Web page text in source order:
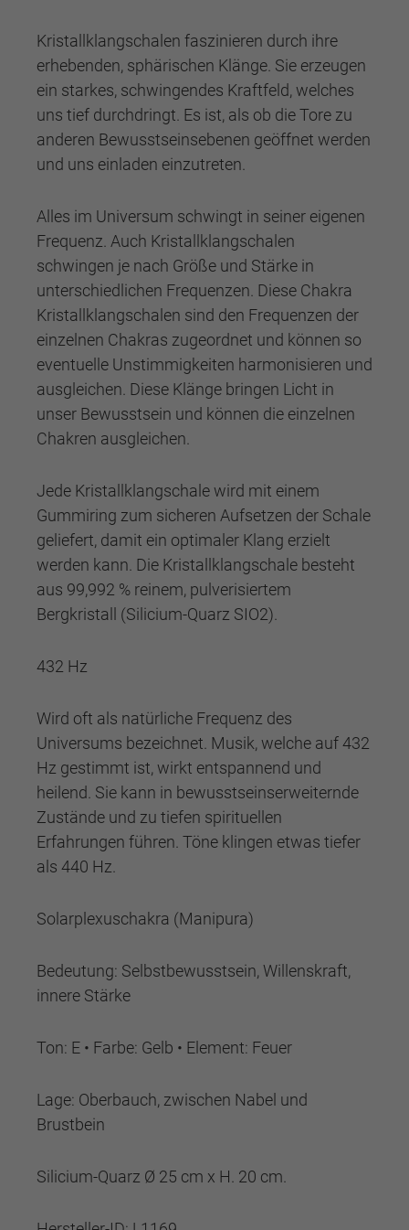
Kristallklangschalen faszinieren durch ihre
erhebenden, sphärischen Klänge. Sie erzeugen
ein starkes, schwingendes Kraftfeld, welches
uns tief durchdringt. Es ist, als ob die Tore zu
anderen Bewusstseinsebenen geöffnet werden
und uns einladen einzutreten.
Alles im Universum schwingt in seiner eigenen
Frequenz. Auch Kristallklangschalen
schwingen je nach Größe und Stärke in
unterschiedlichen Frequenzen. Diese Chakra
Kristallklangschalen sind den Frequenzen der
einzelnen Chakras zugeordnet und können so
eventuelle Unstimmigkeiten harmonisieren und
ausgleichen. Diese Klänge bringen Licht in
unser Bewusstsein und können die einzelnen
Chakren ausgleichen.
Jede Kristallklangschale wird mit einem
Gummiring zum sicheren Aufsetzen der Schale
geliefert, damit ein optimaler Klang erzielt
werden kann. Die Kristallklangschale besteht
aus 99,992 % reinem, pulverisiertem
Bergkristall (Silicium-Quarz SIO2).
432 Hz
Wird oft als natürliche Frequenz des
Universums bezeichnet. Musik, welche auf 432
Hz gestimmt ist, wirkt entspannend und
heilend. Sie kann in bewusstseinserweiternde
Zustände und zu tiefen spirituellen
Erfahrungen führen. Töne klingen etwas tiefer
als 440 Hz.
Solarplexuschakra (Manipura)
Bedeutung: Selbstbewusstsein, Willenskraft,
innere Stärke
Ton: E • Farbe: Gelb • Element: Feuer
Lage: Oberbauch, zwischen Nabel und
Brustbein
Silicium-Quarz Ø 25 cm x H. 20 cm.